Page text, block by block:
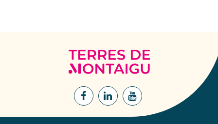
Terres
de
Montaigu
Lien
Lien
Lien